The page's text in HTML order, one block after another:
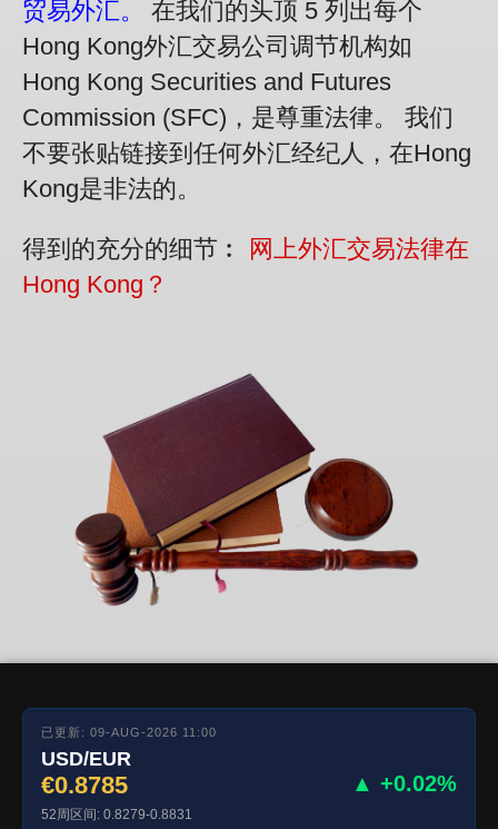
贸易外汇。
在我们的头顶 5 列出每个
Hong Kong外汇交易公司调节机构如
Hong Kong Securities and Futures
Commission (SFC)，是尊重法律。 我们
不要张贴链接到任何外汇经纪人，在Hong
Kong是非法的。
得到的充分的细节︰
网上外汇交易法律在
Hong Kong？
已更新: 09-AUG-2026 11:00
USD/EUR
€0.8785 ▲ +0.02%
52周区间: 0.8279-0.8831